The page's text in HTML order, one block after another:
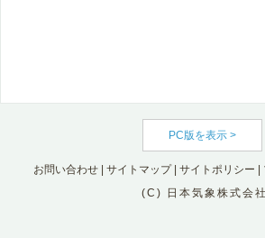
PC版を表示 >
お問い合わせ| サイトマップ| サイトポリシー
(C) 日本気象株式会社